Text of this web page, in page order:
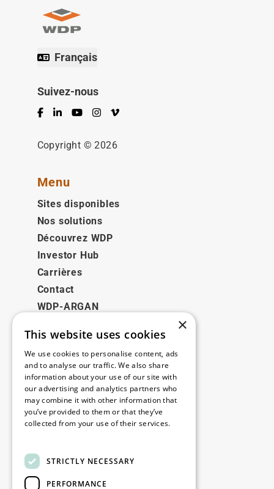
Français
Suivez-nous
Facebook
LinkedInYouTubeInstagram
Vimeo
Copyright © 2026
Menu
Sites disponibles
Nos solutions
Découvrez WDP
Investor Hub
Carrières
Contact
WDP-ARGAN
Juridique
Disclaimer
Politique de confidentialité
Cookie Policy
Contact
×
This website uses cookies
We use cookies to personalise content, ads
and to analyse our traffic. We also share
information about your use of our site with
our advertising and analytics partners who
may combine it with other information that
you’ve provided to them or that they’ve
collected from your use of their services.
STRICTLY NECESSARY
PERFORMANCE